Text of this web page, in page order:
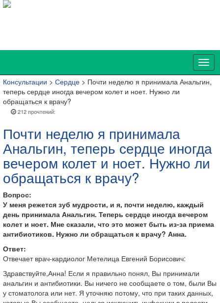
Консультации > Сердце > Почти неделю я принимала Анальгин,
теперь сердце иногда вечером колет и ноет. Нужно ли
обращаться к врачу?
212 прочтений:
Почти неделю я принимала
Анальгин, теперь сердце иногда
вечером колет и ноет. Нужно ли
обращаться к врачу?
Вопрос:
У меня режется зуб мудрости, и я, почти неделю, каждый
день принимала Анальгин. Теперь сердце иногда вечером
колет и ноет. Мне сказали, что это может быть из-за приема
антибиотиков. Нужно ли обращаться к врачу? Анна.
Ответ:
Отвечает врач-кардиолог Метелица Евгений Борисович:
Здравствуйте,Анна! Если я правильно понял, Вы принимали
анальгин и антибиотики. Вы ничего не сообщаете о том, были Вы
у стоматолога или нет. Я уточняю потому, что при таких данных,